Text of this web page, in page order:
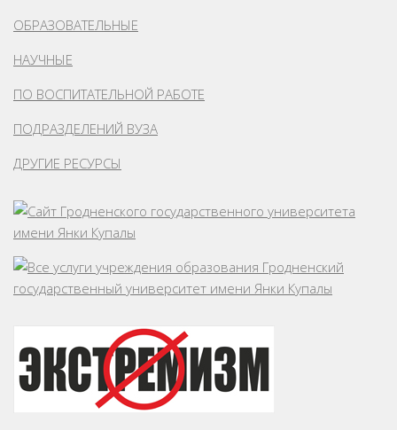
ОБРАЗОВАТЕЛЬНЫЕ
НАУЧНЫЕ
ПО ВОСПИТАТЕЛЬНОЙ РАБОТЕ
ПОДРАЗДЕЛЕНИЙ ВУЗА
ДРУГИЕ РЕСУРСЫ